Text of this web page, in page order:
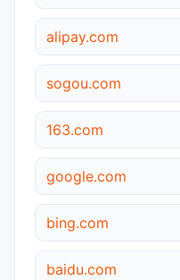
alipay.com
sogou.com
163.com
google.com
bing.com
baidu.com